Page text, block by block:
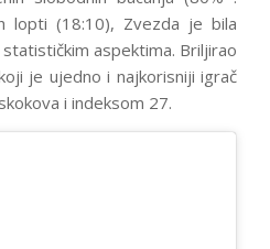
lopti (18:10), Zvezda je bila
aspektima. Briljirao
je ujedno i najkorisniji igrač
i indeksom 27.